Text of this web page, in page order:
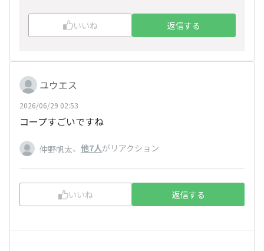
いいね 返信する
ユウエス
2026/06/29 02:53
コープすごいですね
仲野帆太、 他7人がリアクション
いいね 返信する